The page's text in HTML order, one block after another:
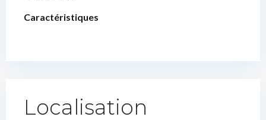
Caractéristiques
Localisation